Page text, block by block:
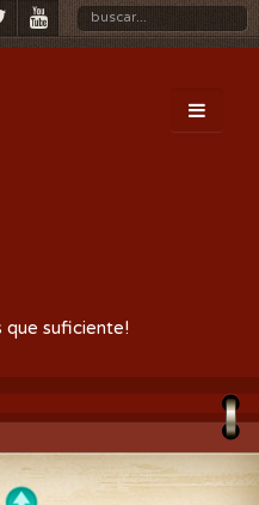
que suficiente!